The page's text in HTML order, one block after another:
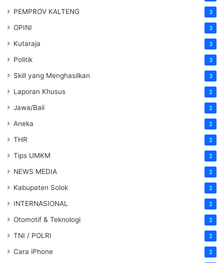
PEMPROV KALTENG 3
OPINI 3
Kutaraja 3
Politik 3
Skill yang Menghasilkan 3
Laporan Khusus 2
Jawa/Bali 2
Aneka 2
THR 2
Tips UMKM 2
NEWS MEDIA 2
Kabupaten Solok 2
INTERNASIONAL 2
Otomotif & Teknologi 2
TNI / POLRI 2
Cara iPhone 2